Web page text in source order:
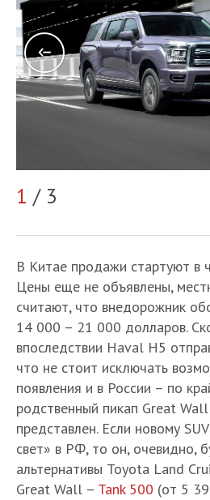
1 / 3
В Китае продажи стартуют в
Цены еще не объявлены,
считают, что внедорожник
14 000 – 21 000 долларов.
впоследствии Haval H5
что не стоит исключать
появления и в России – по
родственный пикап Great
представлен. Если новому
свет» в РФ, то он, очевидно,
альтернативы Toyota Land
Great Wall – Tank 500 (от 5